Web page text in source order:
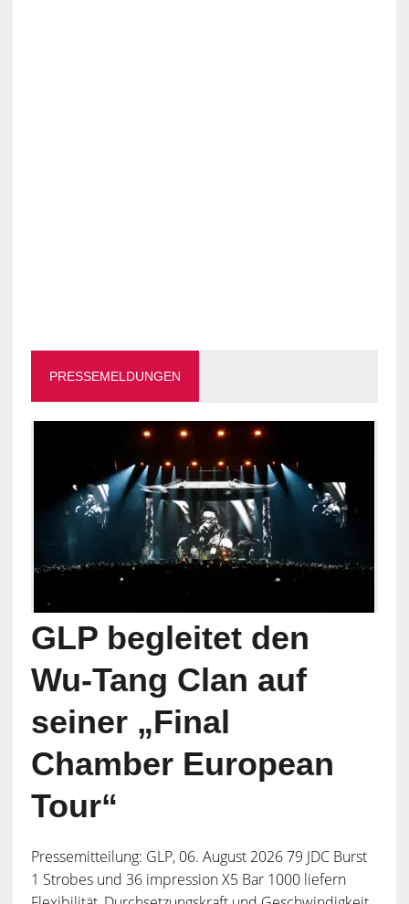
PRESSEMELDUNGEN
GLP begleitet den
Wu-Tang Clan auf
seiner „Final
Chamber European
Tour“
Pressemitteilung: GLP, 06. August 2026 79 JDC Burst
1 Strobes und 36 impression X5 Bar 1000 liefern